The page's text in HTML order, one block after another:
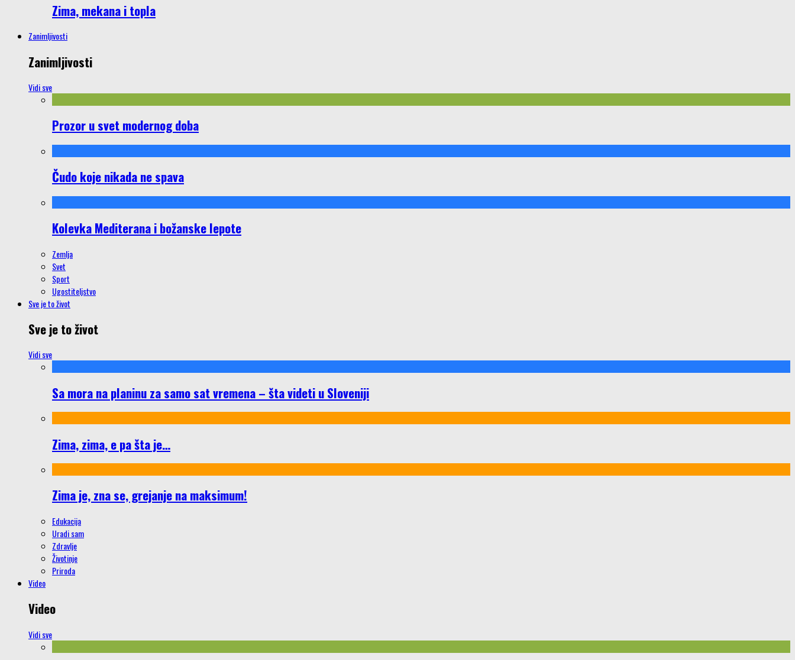
Zima, mekana i topla
Zanimljivosti
Zanimljivosti
Vidi sve
Prozor u svet modernog doba
Čudo koje nikada ne spava
Kolevka Mediterana i božanske lepote
Zemlja
Svet
Sport
Ugostiteljstvo
Sve je to život
Sve je to život
Vidi sve
Sa mora na planinu za samo sat vremena – šta videti u Sloveniji
Zima, zima, e pa šta je…
Zima je, zna se, grejanje na maksimum!
Edukacija
Uradi sam
Zdravlje
Životinje
Priroda
Video
Video
Vidi sve